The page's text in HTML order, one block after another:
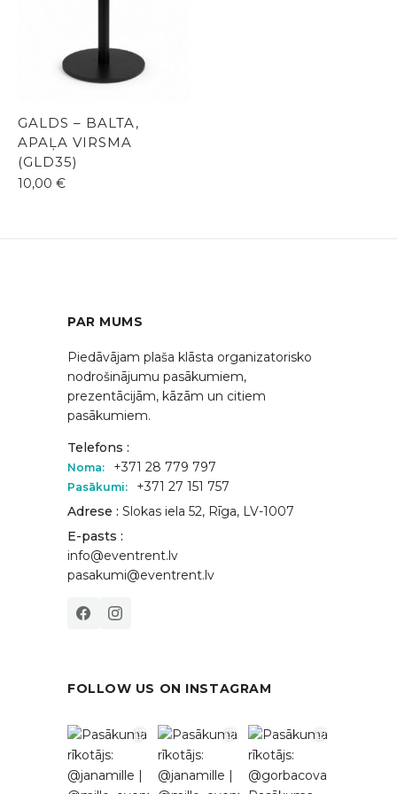
GALDS – BALTA,
APAĻA VIRSMA
(GLD35)
10,00 €
PAR MUMS
Piedāvājam plaša klāsta organizatorisko
nodrošinājumu pasākumiem,
prezentācijām, kāzām un citiem
pasākumiem.
Telefons :
Noma: +371 28 779 797
Pasākumi:
+371 27 151 757
Adrese : Slokas iela 52, Rīga, LV-1007
E-pasts :
info@eventrent.lv
pasakumi@eventrent.lv
FOLLOW US ON INSTAGRAM